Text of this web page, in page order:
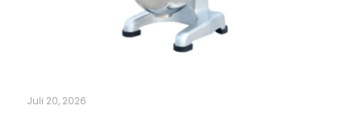
Juli 20, 2026